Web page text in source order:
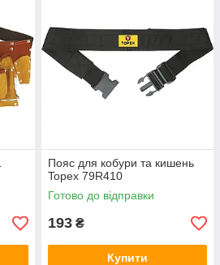
Пояс для кобури та кишень
Topex 79R410
Готово до відправки
193 ₴
Купити